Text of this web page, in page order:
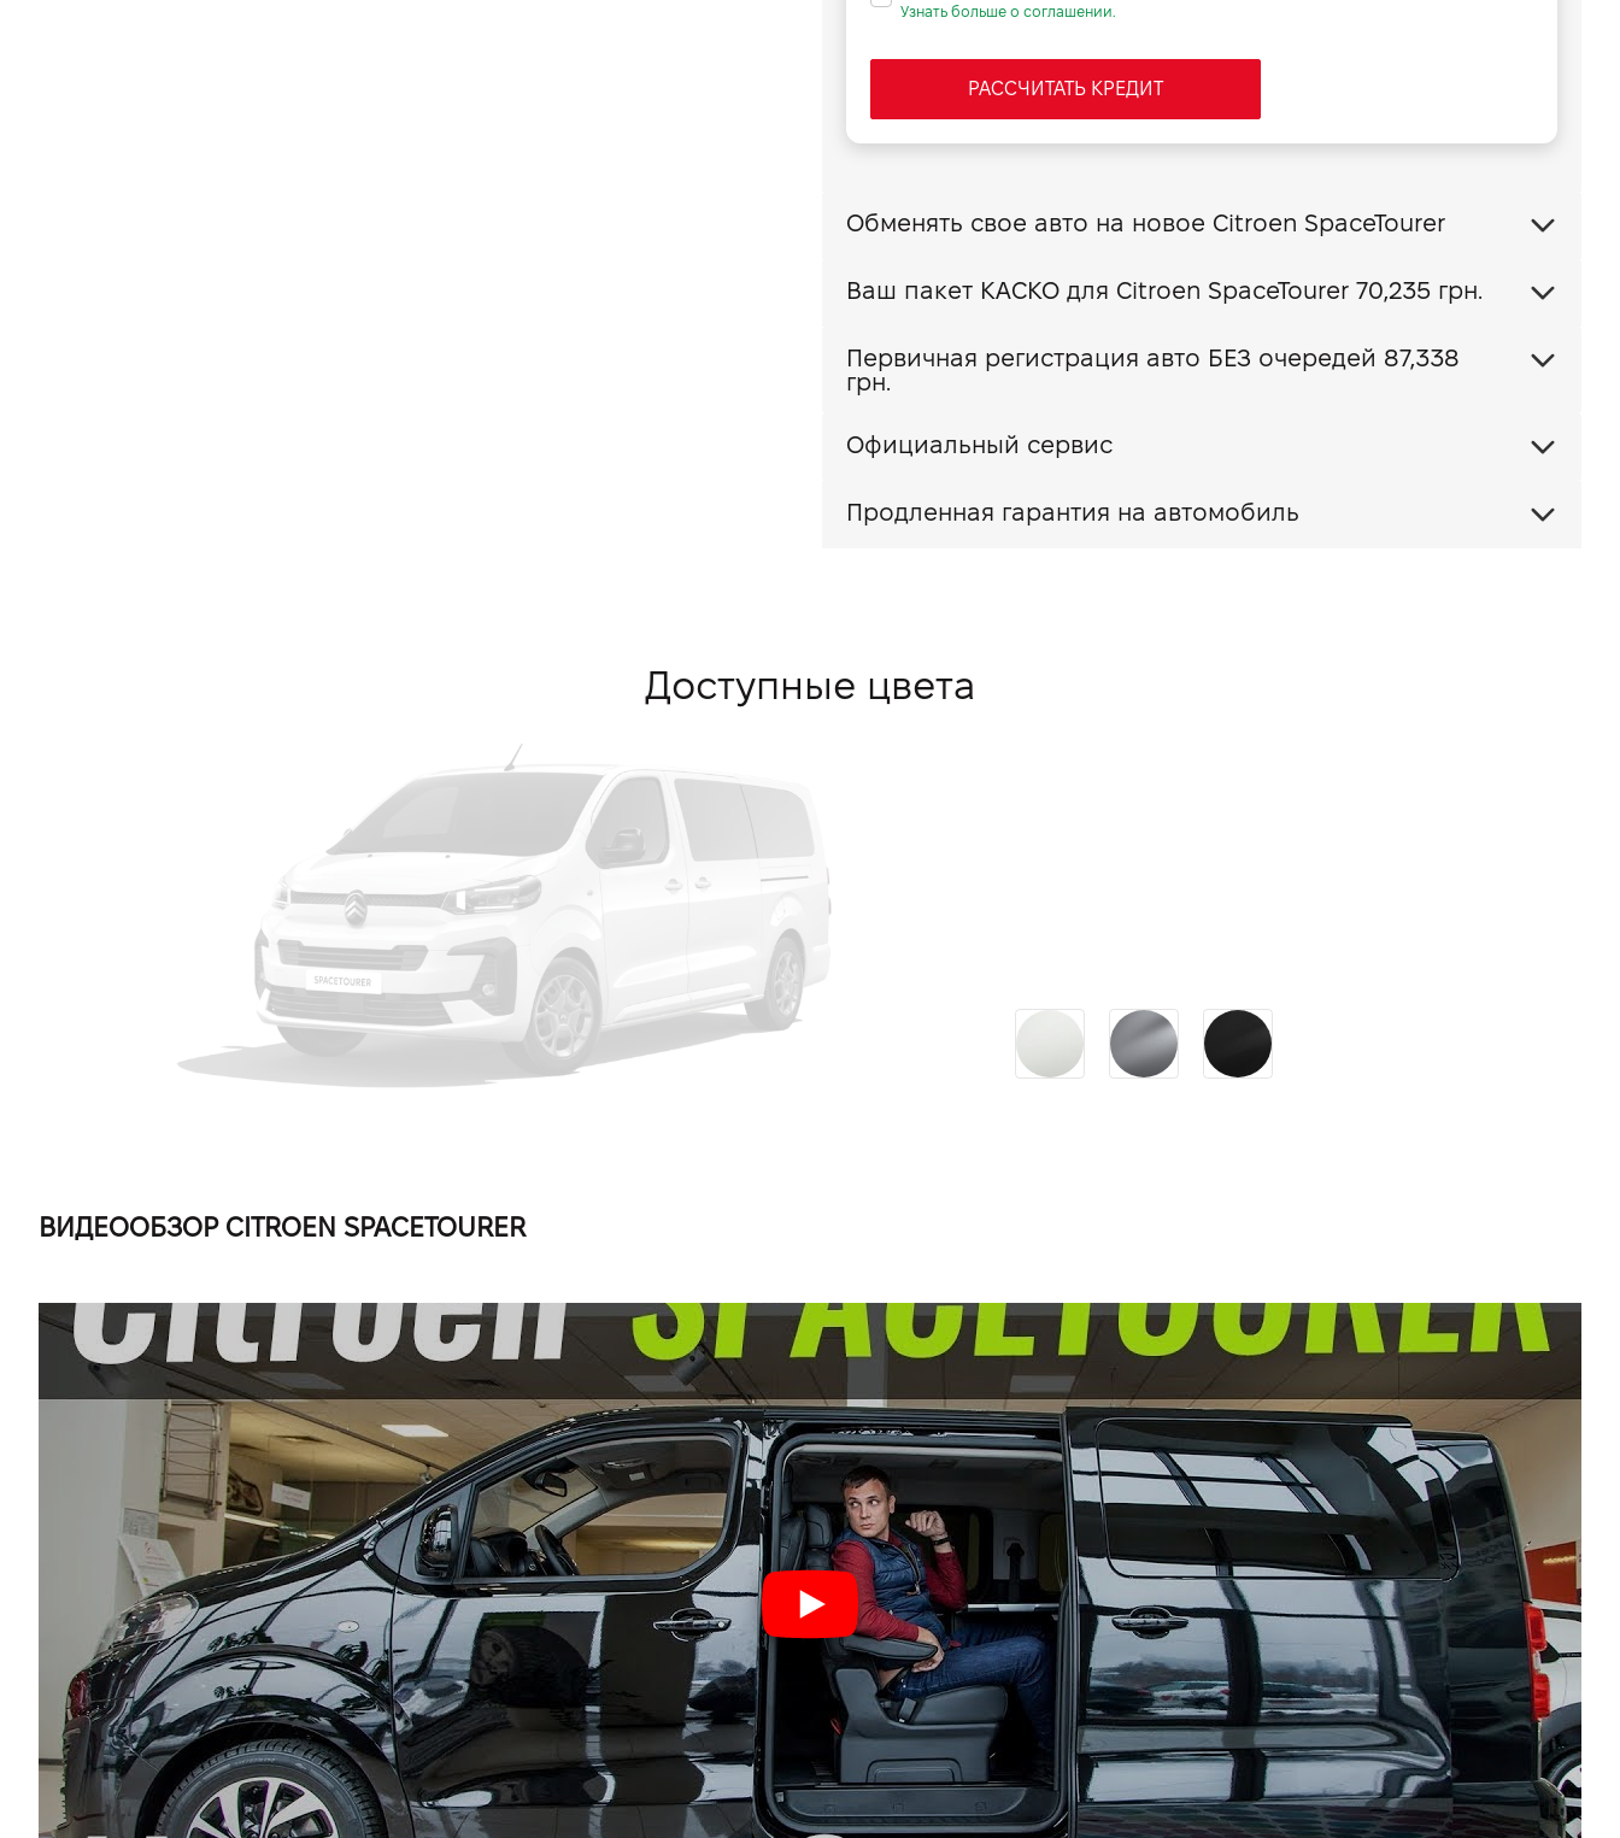
Узнать больше о соглашении.
РАССЧИТАТЬ КРЕДИТ
Обменять свое авто на новое Citroen SpaceTourer
Ваш пакет КАСКО для Citroen SpaceTourer 70,235 грн.
Первичная регистрация авто БЕЗ очередей 87,338
грн.
Официальный сервис
Продленная гарантия на автомобиль
Доступные цвета
ВИДЕООБЗОР CITROEN SPACETOURER